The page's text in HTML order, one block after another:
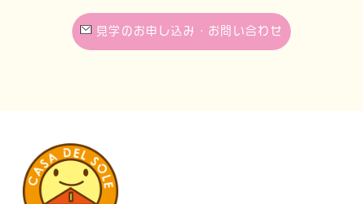
見学のお申し込み・お問い合わせ